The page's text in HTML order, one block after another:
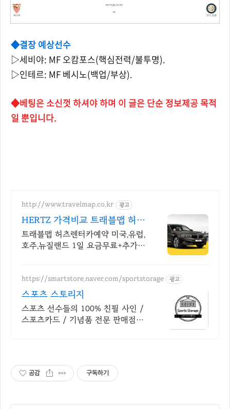
◆결장 예상선수
▷세비야: MF 오캄포스(핵심전력/불투명).
▷인테르: MF 베시노(백업/부상).
◆베팅은 소신껏 하셔야 하며 이 글은 단순 정보제공 목적
일 뿐입니다.
http://www.travelmap.co.kr 광고
HERTZ 가격비교 트래블맵 허츠
렌터카 10% 추가 할인
트래블맵 허츠렌터카예약 미국,유럽,
호주,뉴질랜드 1일 요금무료+추가
https://smartstore.naver.com/sportstorage 광고
스포츠 스토리지
스포츠 선수들의 100% 친필 사인 /
스포츠카드 / 기념품 전문 판매점
공감 구독하기